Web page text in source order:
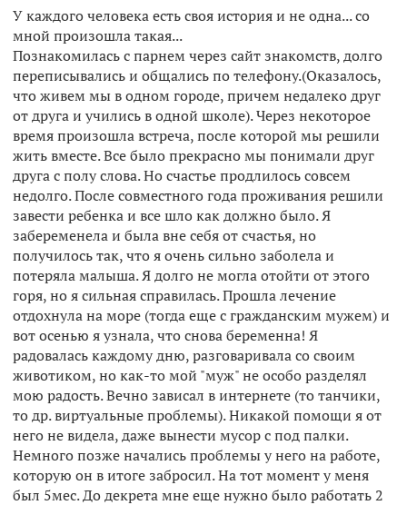
У каждого человека есть своя история и не одна... со
мной произошла такая...
Познакомилась с парнем через сайт знакомств, долго
переписывались и общались по телефону.(Оказалось,
что живем мы в одном городе, причем недалеко друг
от друга и учились в одной школе). Через некоторое
время произошла встреча, после которой мы решили
жить вместе. Все было прекрасно мы понимали друг
друга с полу слова. Но счастье продлилось совсем
недолго. После совместного года проживания решили
завести ребенка и все шло как должно было. Я
забеременела и была вне себя от счастья, но
получилось так, что я очень сильно заболела и
потеряла малыша. Я долго не могла отойти от этого
горя, но я сильная справилась. Прошла лечение
отдохнула на море (тогда еще с гражданским мужем) и
вот осенью я узнала, что снова беременна! Я
радовалась каждому дню, разговаривала со своим
животиком, но как-то мой "муж" не особо разделял
мою радость. Вечно зависал в интернете (то танчики,
то др. виртуальные проблемы). Никакой помощи я от
него не видела, даже вынести мусор с под палки.
Немного позже начались проблемы у него на работе,
которую он в итоге забросил. На тот момент у меня
был 5мес. До декрета мне еще нужно было работать 2